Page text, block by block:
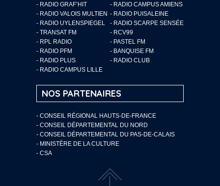
- RADIO GRAF’HIT
- RADIO CAMPUS AMIENS
- RADIO VALOIS MULTIEN - RADIO PUISALEINE
- RADIO UYLENSPIEGEL
- RADIO SCARPE SENSÉE
- TRANSAT FM
- RCV99
- RPL RADIO
- PASTEL FM
- RADIO PFM
- BANQUISE FM
- RADIO PLUS
- RADIO CLUB
- RADIO CAMPUS LILLE
NOS PARTENAIRES
- CONSEIL RÉGIONAL HAUTS-DE-FRANCE
- CONSEIL DÉPARTEMENTAL DU NORD
- CONSEIL DÉPARTEMENTAL DU PAS-DE-CALAIS
- MINISTÈRE DE LA CULTURE
- CSA